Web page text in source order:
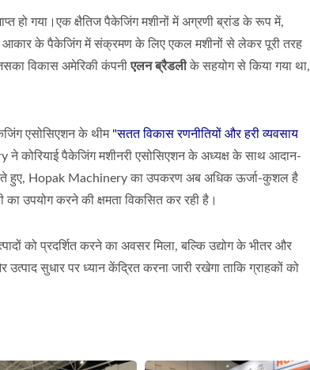
हो गया।एक क्षैतिज पैकेजिंग मशीनों में अग्रणी ब्रांड के रूप में,
आकार के पैकेजिंग में संक्रमण के लिए एकल मशीनों से लेकर पूरी तरह
विकास अमेरिकी कंपनीएलन ब्रैडलीके सहयोग से किया गया था,
एसोसिएशन के थीम "सतत विकास रणनीतियों और हरी व्यवसाय
कोरियाई पैकेजिंग मशीनरी एसोसिएशन के अध्यक्ष के साथ आदान-
हुए, Hopak Machinery का उपकरण अब अधिक ऊर्जा-कुशल है
उपयोग करने की क्षमता विकसित कर रही है।
को प्रदर्शित करने का अवसर मिला, बल्कि उद्योग के भीतर और
सुधार पर ध्यान केंद्रित करना जारी रखेगा ताकि ग्राहकों को